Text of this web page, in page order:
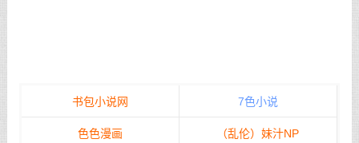
书包小说网 7色小说
色色漫画 （乱伦）妹汁NP